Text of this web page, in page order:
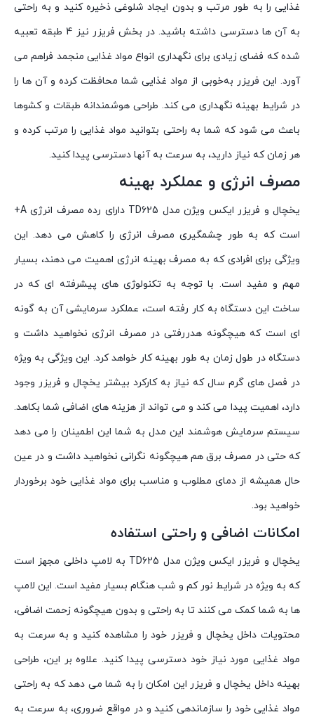
غذایی را به طور مرتب و بدون ایجاد شلوغی ذخیره کنید و به راحتی
به آن ها دسترسی داشته باشید. در بخش فریزر نیز 4 طبقه تعبیه
شده که فضای زیادی برای نگهداری انواع مواد غذایی منجمد فراهم می
آورد. این فریزر به‌خوبی از مواد غذایی شما محافظت کرده و آن ها را
در شرایط بهینه نگهداری می کند. طراحی هوشمندانه طبقات و کشوها
باعث می شود که شما به راحتی بتوانید مواد غذایی را مرتب کرده و
هر زمان که نیاز دارید، به سرعت به آنها دسترسی پیدا کنید.
مصرف انرژی و عملکرد بهینه
یخچال و فریزر ایکس ویژن مدل TD625 دارای رده مصرف انرژی A+
است که به طور چشمگیری مصرف انرژی را کاهش می دهد. این
ویژگی برای افرادی که به مصرف بهینه انرژی اهمیت می دهند، بسیار
مهم و مفید است. با توجه به تکنولوژی های پیشرفته ای که در
ساخت این دستگاه به کار رفته است، عملکرد سرمایشی آن به گونه
ای است که هیچگونه هدررفتی در مصرف انرژی نخواهید داشت و
دستگاه در طول زمان به طور بهینه کار خواهد کرد. این ویژگی به ویژه
در فصل های گرم سال که نیاز به کارکرد بیشتر یخچال و فریزر وجود
دارد، اهمیت پیدا می کند و می تواند از هزینه های اضافی شما بکاهد.
سیستم سرمایش هوشمند این مدل به شما این اطمینان را می دهد
که حتی در مصرف برق هم هیچگونه نگرانی نخواهید داشت و در عین
حال همیشه از دمای مطلوب و مناسب برای مواد غذایی خود برخوردار
خواهید بود.
امکانات اضافی و راحتی استفاده
یخچال و فریزر ایکس ویژن مدل TD625 به لامپ داخلی مجهز است
که به ویژه در شرایط نور کم و شب هنگام بسیار مفید است. این لامپ
ها به شما کمک می کنند تا به راحتی و بدون هیچگونه زحمت اضافی،
محتویات داخل یخچال و فریزر خود را مشاهده کنید و به سرعت به
مواد غذایی مورد نیاز خود دسترسی پیدا کنید. علاوه بر این، طراحی
بهینه داخل یخچال و فریزر این امکان را به شما می دهد که به راحتی
مواد غذایی خود را سازماندهی کنید و در مواقع ضروری، به سرعت به